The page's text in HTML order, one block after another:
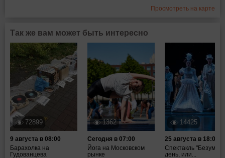
Просмотреть на карте
Так же вам может быть интересно
72899
9 августа в 08:00
Барахолка на
Гудованцева
1362
Сегодня в 07:00
Йога на Московском
рынке
14425
25 августа в 18:00
Спектакль
день, или...